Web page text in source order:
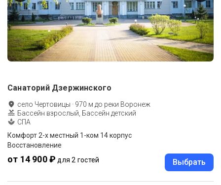
Санаторий Дзержинского
село Чертовицы · 970 м до реки Воронеж
Бассейн взрослый, Бассейн детский
СПА
Комфорт 2-х местный 1-ком 14 корпус
Восстановление
от 14 900 ₽ для 2 гостей Выбрать